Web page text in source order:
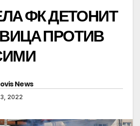
ФК ДЕТОНИТ
ПРОТИВ
News
2022